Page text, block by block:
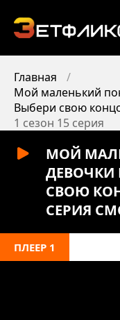
Главная
Мой маленький
Выбери свою
1 сезон 15 серия
МОЙ
ДЕВОЧКИ
СВОЮ
СЕРИЯ
ПЛЕЕР 1